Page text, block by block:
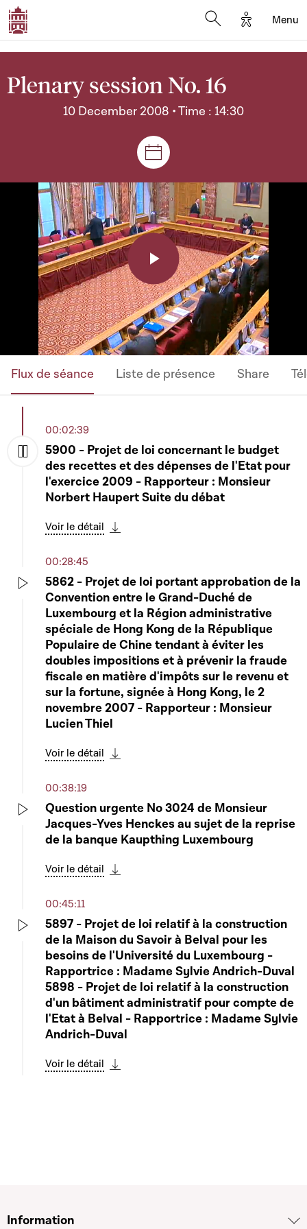
Options
Menu
Plenary session No. 16
10 December 2008 • Time : 14:30
Sessions and meetings
Play
Video
Flux de séance Liste de présence Share
00:02:39
5900 - Projet de loi concernant le budget
des recettes et des dépenses de l'Etat pour
l'exercice 2009 - Rapporteur : Monsieur
Norbert Haupert Suite du débat
Voir le détail
00:28:45
5862 - Projet de loi portant approbation de la
Convention entre le Grand-Duché de
Luxembourg et la Région administrative
spéciale de Hong Kong de la République
Populaire de Chine tendant à éviter les
doubles impositions et à prévenir la fraude
fiscale en matière d'impôts sur le revenu et
sur la fortune, signée à Hong Kong, le 2
novembre 2007 - Rapporteur : Monsieur
Lucien Thiel
Voir le détail
00:38:19
Question urgente No 3024 de Monsieur
Jacques-Yves Henckes au sujet de la reprise
de la banque Kaupthing Luxembourg
Voir le détail
00:45:11
5897 - Projet de loi relatif à la construction
de la Maison du Savoir à Belval pour les
besoins de l'Université du Luxembourg -
Rapportrice : Madame Sylvie Andrich-Duval
5898 - Projet de loi relatif à la construction
d'un bâtiment administratif pour compte de
l'Etat à Belval - Rapportrice : Madame Sylvie
Andrich-Duval
Voir le détail
Information